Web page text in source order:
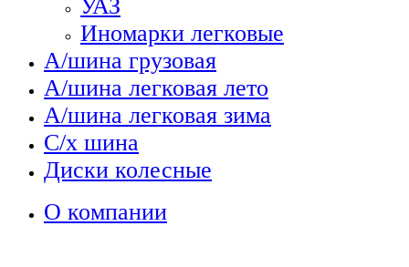
УАЗ
Иномарки легковые
А/шина грузовая
А/шина легковая лето
А/шина легковая зима
С/х шина
Диски колесные
О компании